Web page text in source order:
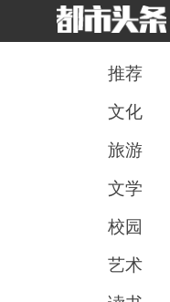
推荐
文化
旅游
文学
校园
艺术